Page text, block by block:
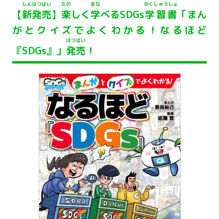
【新
しん
発売
はつばい
】 楽
たの
しく 学
まな
べるSDGs学習書
がくしゅうしょ
「まん
がとクイズでよくわかる！なるほど
『SDGs』」 発売
はつばい
！